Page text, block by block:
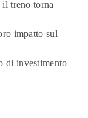
treno torna
impatto sul
di investimento